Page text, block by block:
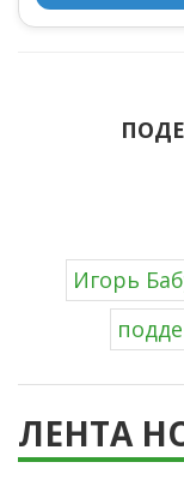
Игорь
ЛЕНТА